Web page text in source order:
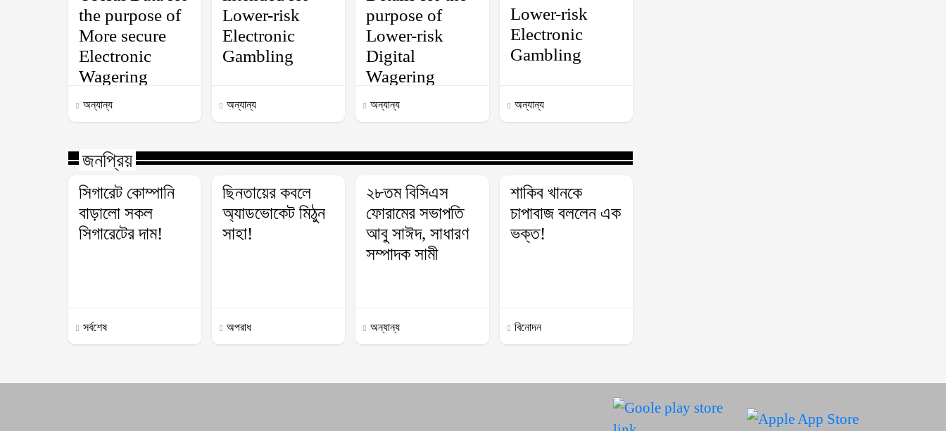
the purpose of
More secure
Electronic
Wagering
অন্যান্য
Lower-risk
Electronic
Gambling
অন্যান্য
purpose of
Lower-risk
Digital
Wagering
অন্যান্য
Lower-risk
Electronic
Gambling
অন্যান্য
জনপ্রিয়
সিগারেট কোম্পানি
বাড়ালো সকল
সিগারেটের দাম!
সর্বশেষ
ছিনতায়ের কবলে
অ্যাডভোকেট মিঠুন
সাহা!
অপরাধ
২৮তম বিসিএস
ফোরামের সভাপতি
আবু সাঈদ, সাধারণ
সম্পাদক সামী
অন্যান্য
শাকিব খানকে
চাপাবাজ বললেন এক
ভক্ত!
বিনোদন